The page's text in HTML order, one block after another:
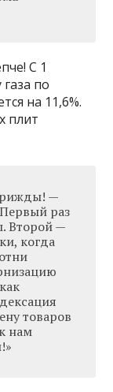
С 1
по
на 11,6%.
плит
—
раз
Второй —
когда
товаров
нам